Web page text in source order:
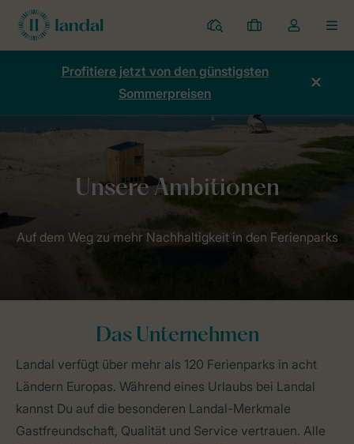
Ferienparks
Meine
Buchungen
Dropdown-
Menü
Kontos
Profitiere jetzt von den günstigsten
Sommerpreisen
Nachhaltigkeit Echte Liebe zur Natur Unsere
Auf dem Weg zu mehr Nachhaltigkeit in den Ferienparks
Das Unternehmen
Landal verfügt über mehr als 120 Ferienparks in acht
Ländern Europas. Während eines Urlaubs bei Landal
kannst Du auf die besonderen Landal-Merkmale
Gastfreundschaft, Qualität und Service vertrauen. Alle